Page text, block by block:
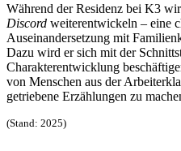
Während der Residenz bei K3
Discord weiterentwickeln – eine
Auseinandersetzung mit
Dazu wird er sich mit der
Charakterentwicklung
von Menschen aus der
getriebene Erzählungen zu
(Stand: 2025)